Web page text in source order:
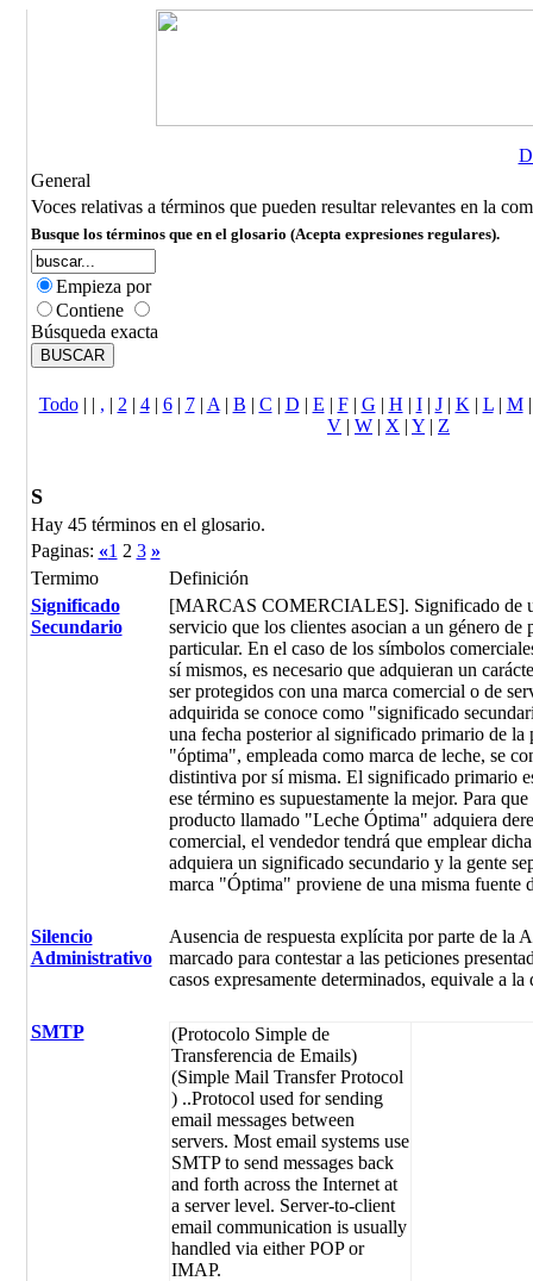
General
Voces relativas a términos que pueden resultar relevantes en la
Busque los términos que en el glosario (Acepta expresiones regulares).
Empieza por
Contiene
Búsqueda exacta
Todo| | , | 2 | 4| 6| 7| A | B | C | D | E | F| G | H | I| J| K | L| M
V | W | X | Y | Z
S
Hay 45 términos en el glosario.
Paginas: «1 2 3 »
Termimo
Definición
Significado
Secundario
[MARCAS COMERCIALES]. Significado de
servicio que los clientes asocian a un género de
particular. En el caso de los símbolos
sí mismos, es necesario que adquieran un
ser protegidos con una marca comercial o de
adquirida se conoce como "significado
una fecha posterior al significado primario de la
"óptima", empleada como marca de leche, se
distintiva por sí misma. El significado primario
ese término es supuestamente la mejor. Para
producto llamado "Leche Óptima" adquiera
comercial, el vendedor tendrá que emplear
adquiera un significado secundario y la gente
marca "Óptima" proviene de una misma fuente
Silencio
Administrativo
Ausencia de respuesta explícita por parte de la
marcado para contestar a las peticiones
casos expresamente determinados, equivale a
SMTP
(Protocolo Simple de
Transferencia de Emails)
(Simple Mail Transfer Protocol
) ..Protocol used for sending
email messages between
servers. Most email systems use
SMTP to send messages back
and forth across the Internet at
a server level. Server-to-client
email communication is usually
handled via either POP or
IMAP.